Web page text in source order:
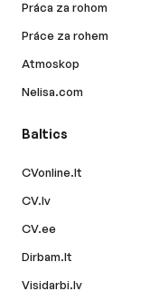
Práca za rohom
Práce za rohem
Atmoskop
Nelisa.com
Baltics
CVonline.lt
CV.lv
CV.ee
Dirbam.lt
Visidarbi.lv